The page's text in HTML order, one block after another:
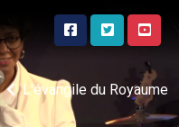
L'évangile du Royaume